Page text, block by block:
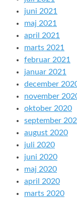
juni 2021
maj 2021
april 2021
marts 2021
februar 2021
januar 2021
december
november
oktober 2020
september
august 2020
juli 2020
juni 2020
maj 2020
april 2020
marts 2020